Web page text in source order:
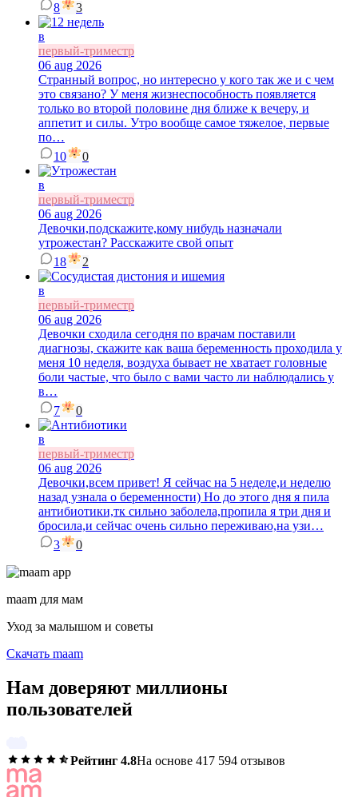
8
3
в
первый-триместр
06 aug 2026
Странный вопрос, но интересно у кого так же и с чем
это связано? У меня жизнеспособность появляется
только во второй половине дня ближе к вечеру, и
аппетит и силы. Утро вообще самое тяжелое, первые
по…
10
0
в
первый-триместр
06 aug 2026
Девочки,подскажите,кому нибудь назначали
утрожестан? Расскажите свой опыт
18
2
в
первый-триместр
06 aug 2026
Девочки сходила сегодня по врачам поставили
диагнозы, скажите как ваша беременность проходила у
меня 10 неделя, воздуха бывает не хватает головные
боли частые, что было с вами часто ли наблюдались у
в…
7
0
в
первый-триместр
06 aug 2026
Девочки,всем привет! Я сейчас на 5 неделе,и неделю
назад узнала о беременности) Но до этого дня я пила
антибиотики,тк сильно заболела,пропила я три дня и
бросила,и сейчас очень сильно переживаю,на узи…
3
0
maam для мам
Уход за малышом и советы
Скачать maam
Нам доверяют миллионы
пользователей
Рейтинг 4.8На основе 417 594 отзывов